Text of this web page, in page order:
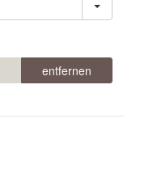
entfernen